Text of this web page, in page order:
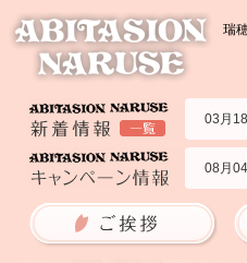
瑞
07月
03月
02月
09月
08月
06月